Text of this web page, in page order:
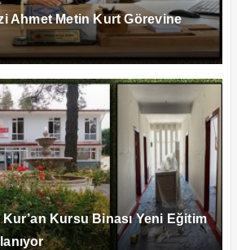
Ahmet Metin Kurt Görevine
Kur’an Kursu Binası Yeni Eğitim